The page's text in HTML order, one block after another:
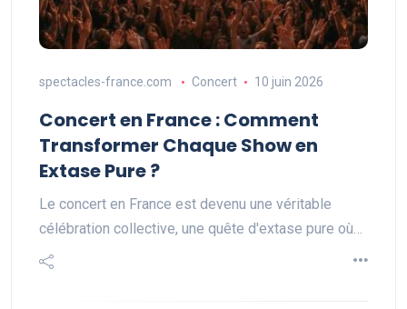
spectacles-france.com Concert 10 juin 2026
Concert en France : Comment
Transformer Chaque Show en
Extase Pure ?
Le concert en France est devenu une véritable
célébration collective, une quête d'extase pure où…